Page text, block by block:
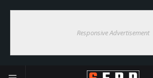
Responsive Advertisement